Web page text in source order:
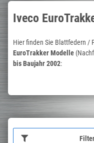
Iveco
Hier finden Sie Blattfedern /
EuroTrakker Modelle
bis Baujahr 2002: